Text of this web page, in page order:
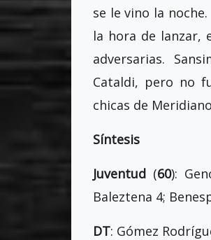
se le vino la
la hora de lanzar,
adversarias.
Cataldi, pero no
chicas de
Síntesis
Juventud (60):
Baleztena 4;
DT: Gómez